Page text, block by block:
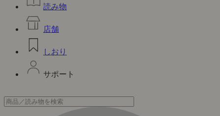
読み物
店舗
しおり
サポート